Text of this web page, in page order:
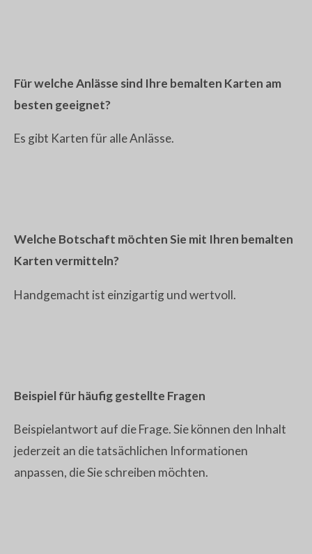
Für welche Anlässe sind Ihre bemalten Karten am
besten geeignet?
Es gibt Karten für alle Anlässe.
Welche Botschaft möchten Sie mit Ihren bemalten
Karten vermitteln?
Handgemacht ist einzigartig und wertvoll.
Beispiel für häufig gestellte Fragen
Beispielantwort auf die Frage. Sie können den Inhalt
jederzeit an die tatsächlichen Informationen
anpassen, die Sie schreiben möchten.